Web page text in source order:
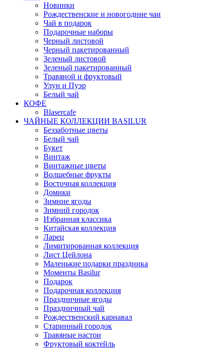
Новинки
Рождественские и новогодние чаи
Чай в подарок
Подарочные наборы
Черный листовой
Черный пакетированный
Зеленый листовой
Зеленый пакетированный
Травяной и фруктовый
Улун и Пуэр
Белый чай
КОФЕ
Blasercafe
ЧАЙНЫЕ КОЛЛЕКЦИИ BASILUR
Беззаботные цветы
Белый чай
Букет
Винтаж
Винтажные цветы
Волшебные фрукты
Восточная коллекция
Домики
Зимние ягоды
Зимний городок
Избранная классика
Китайская коллекция
Ларец
Лимитированная коллекция
Лист Цейлона
Маленькие подарки праздника
Моменты Basilur
Подарок
Подарочная коллекция
Праздничные ягоды
Праздничный чай
Рождественский карнавал
Старинный городок
Травяные настои
Фруктовый коктейль